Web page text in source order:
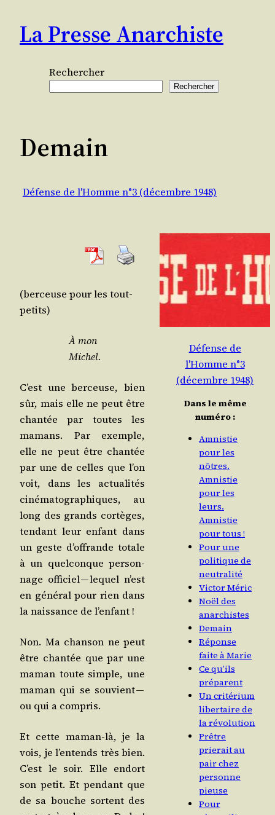
contenu
La Presse Anarchiste
Rechercher
Rechercher
Demain
Défense de l'Homme n°3 (décembre 1948)
(ber­ceuse pour les tout-
petits)
À mon
Michel.
C’est une ber­ceuse, bien
sûr, mais elle ne peut être
chan­tée par toutes les
mamans. Par exemple,
elle ne peut être chan­tée
par une de celles que l’on
voit, dans les actua­li­tés
ciné­ma­to­gra­phiques, au
long des grands cor­tèges,
ten­dant leur enfant dans
un geste d’of­frande totale
à un quel­conque per­son­
nage offi­ciel — lequel n’est
en géné­ral pour rien dans
la nais­sance de l’enfant !
Non. Ma chan­son ne peut
être chan­tée que par une
maman toute simple, une
maman qui se sou­vient —
ou qui a compris.
Et cette maman-là, je la
vois, je l’en­tends très bien.
C’est le soir. Elle endort
son petit. Et pen­dant que
de sa bouche sortent des
Défense de
l'Homme n°3
(décembre 1948)
Dans le même
numéro :
Amnistie
pour les
nôtres.
Amnistie
pour les
leurs.
Amnistie
pour tous !
Pour une
politique de
neutralité
Victor Méric
Noël des
anarchistes
Demain
Réponse
faite à Marie
Ce qu’ils
préparent
Un critérium
libertaire de
la révolution
Prêtre
prierait au
pair chez
personne
pieuse
Pour